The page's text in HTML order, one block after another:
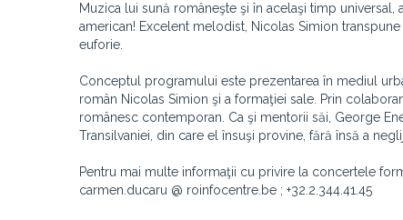
Muzica lui sună româneşte şi în acelaşi timp
american! Excelent melodist, Nicolas Simion
euforie.
Conceptul programului este prezentarea în mediul
român Nicolas Simion şi a formaţiei sale. Prin
românesc contemporan. Ca şi mentorii săi, George
Transilvaniei, din care el însuşi provine, fără însă a
Pentru mai multe informaţii cu privire la concertele
carmen.ducaru @ roinfocentre.be ; +32.2.344.41.45